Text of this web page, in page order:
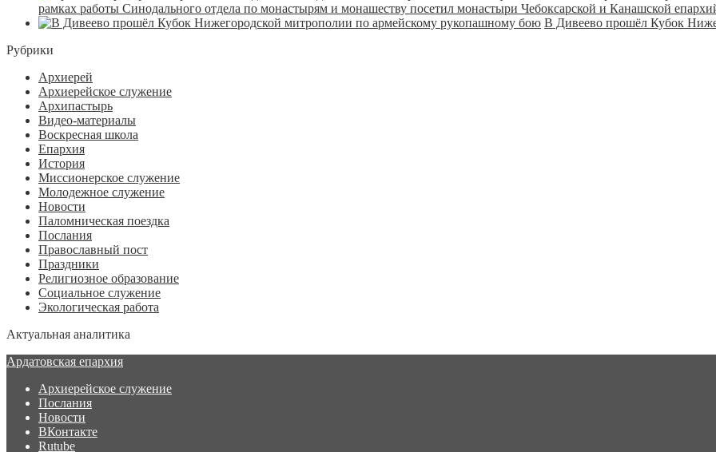
рамках работы Синодального отдела по монастырям и монашеству посетил монастыри Чебоксарской и Канашской
В Дивеево прошёл Кубок
Рубрики
Архиерей
Архиерейское служение
Архипастырь
Видео-материалы
Воскресная школа
Епархия
История
Миссионерское служение
Молодежное служение
Новости
Паломническая поездка
Послания
Православный пост
Праздники
Религиозное образование
Социальное служение
Экологическая работа
Актуальная аналитика
Ардатовская епархия
Архиерейское служение
Послания
Новости
ВКонтакте
Rutube